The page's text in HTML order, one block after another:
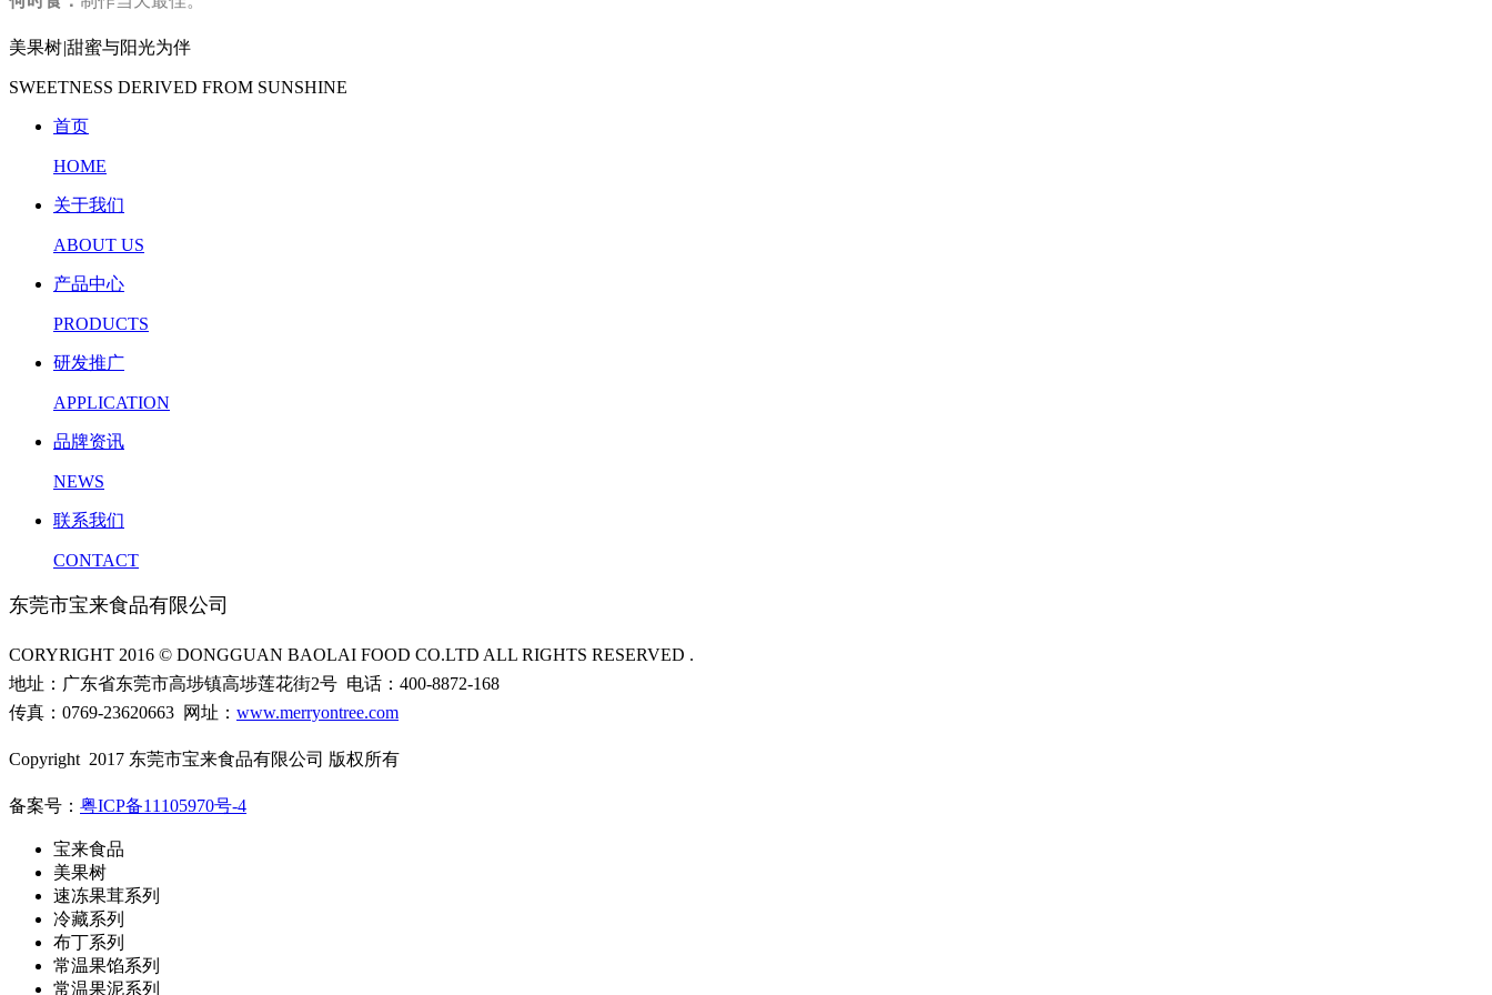
美果树|甜蜜与阳光为伴
SWEETNESS DERIVED FROM SUNSHINE
首页
HOME
关于我们
ABOUT US
产品中心
PRODUCTS
研发推广
APPLICATION
品牌资讯
NEWS
联系我们
CONTACT
东莞市宝来食品有限公司
CORYRIGHT 2016 © DONGGUAN BAOLAI FOOD CO.LTD ALL RIGHTS RESERVED .
地址：广东省东莞市高埗镇高埗莲花街2号 电话：400-8872-168
传真：0769-23620663 网址： www.merryontree.com
Copyright 2017 东莞市宝来食品有限公司 版权所有
备案号： 粤ICP备11105970号-4
宝来食品
美果树
速冻果茸系列
冷藏系列
布丁系列
常温果馅系列
常温果泥系列